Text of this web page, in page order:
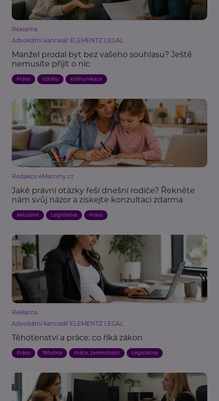
Reklama
Advokátní kancelář ELEMENTZ LEGAL
Manžel prodal byt bez vašeho souhlasu? Ještě
nemusíte přijít o nic
Právo Vztahy Komunikace
Redakce eMaminy.cz
Jaké právní otázky řeší dnešní rodiče? Řekněte
nám svůj názor a získejte konzultaci zdarma
Aktuálně Legislativa Právo
Reklama
Advokátní kancelář ELEMENTZ LEGAL
Těhotenství a práce: co říká zákon
Právo Těhotná Práce, zaměstnání Legislativa